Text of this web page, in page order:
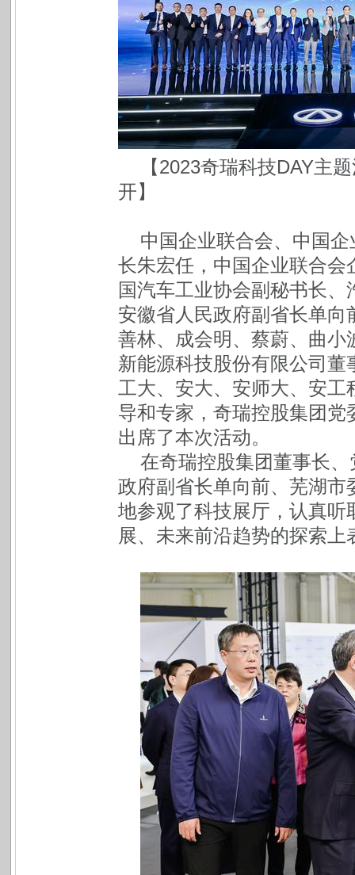
【2023奇瑞科技DAY主
开】
中国企业联合会、中国
长朱宏任，中国企业联合
国汽车工业协会副秘书长
安徽省人民政府副省长单
善林、成会明、蔡蔚、曲
新能源科技股份有限公司
工大、安大、安师大、安
导和专家，奇瑞控股集团
出席了本次活动。
在奇瑞控股集团董事长
政府副省长单向前、芜湖
地参观了科技展厅，认真
展、未来前沿趋势的探索上